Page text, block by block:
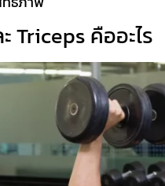
Triceps คืออะไร